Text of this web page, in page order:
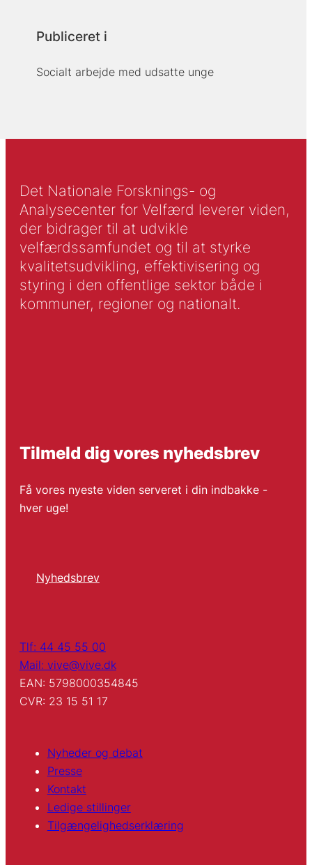
Publiceret i
Socialt arbejde med udsatte unge
Det Nationale Forsknings- og
Analysecenter for Velfærd leverer viden,
der bidrager til at udvikle
velfærdssamfundet og til at styrke
kvalitetsudvikling, effektivisering og
styring i den offentlige sektor både i
kommuner, regioner og nationalt.
Tilmeld dig vores nyhedsbrev
Få vores nyeste viden serveret i din indbakke -
hver uge!
Nyhedsbrev
Tlf: 44 45 55 00
Mail: vive@vive.dk
EAN: 5798000354845
CVR: 23 15 51 17
Nyheder og debat
Presse
Kontakt
Ledige stillinger
Tilgængelighedserklæring